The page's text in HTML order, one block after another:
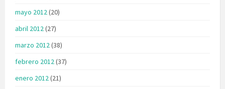
mayo 2012(20)
abril 2012(27)
marzo 2012(38)
febrero 2012(37)
enero 2012(21)